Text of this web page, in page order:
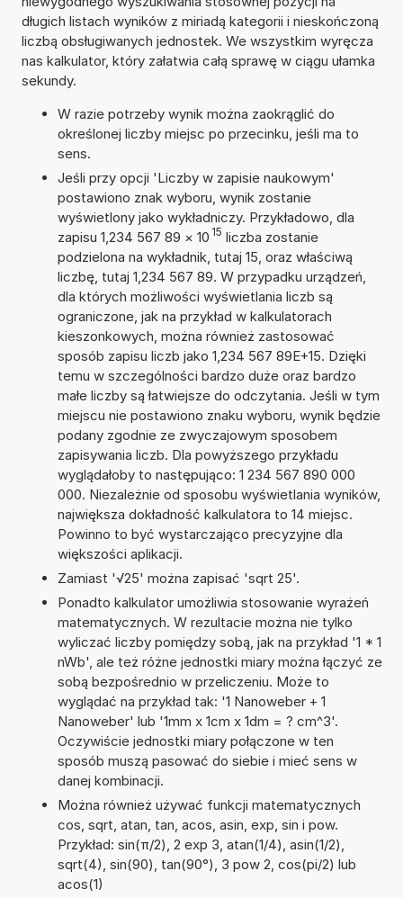
długich listach wyników z miriadą kategorii i nieskończoną
liczbą obsługiwanych jednostek. We wszystkim wyręcza
nas kalkulator, który załatwia całą sprawę w ciągu ułamka
sekundy.
W razie potrzeby wynik można zaokrąglić do
określonej liczby miejsc po przecinku, jeśli ma to
sens.
Jeśli przy opcji 'Liczby w zapisie naukowym'
postawiono znak wyboru, wynik zostanie
wyświetlony jako wykładniczy. Przykładowo, dla
zapisu 1,234 567 89 × 10 15 liczba zostanie
podzielona na wykładnik, tutaj 15, oraz właściwą
liczbę, tutaj 1,234 567 89. W przypadku urządzeń,
dla których możliwości wyświetlania liczb są
ograniczone, jak na przykład w kalkulatorach
kieszonkowych, można również zastosować
sposób zapisu liczb jako 1,234 567 89E+15. Dzięki
temu w szczególności bardzo duże oraz bardzo
małe liczby są łatwiejsze do odczytania. Jeśli w tym
miejscu nie postawiono znaku wyboru, wynik będzie
podany zgodnie ze zwyczajowym sposobem
zapisywania liczb. Dla powyższego przykładu
wyglądałoby to następująco: 1 234 567 890 000
000. Niezależnie od sposobu wyświetlania wyników,
największa dokładność kalkulatora to 14 miejsc.
Powinno to być wystarczająco precyzyjne dla
większości aplikacji.
Zamiast '√25' można zapisać 'sqrt 25'.
Ponadto kalkulator umożliwia stosowanie wyrażeń
matematycznych. W rezultacie można nie tylko
wyliczać liczby pomiędzy sobą, jak na przykład '1 * 1
nWb', ale też różne jednostki miary można łączyć ze
sobą bezpośrednio w przeliczeniu. Może to
wyglądać na przykład tak: '1 Nanoweber + 1
Nanoweber' lub '1mm x 1cm x 1dm = ? cm^3'.
Oczywiście jednostki miary połączone w ten
sposób muszą pasować do siebie i mieć sens w
danej kombinacji.
Można również używać funkcji matematycznych
cos, sqrt, atan, tan, acos, asin, exp, sin i pow.
Przykład: sin(π/2), 2 exp 3, atan(1/4), asin(1/2),
sqrt(4), sin(90), tan(90°), 3 pow 2, cos(pi/2) lub
acos(1)